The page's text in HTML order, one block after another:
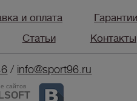
и оплата
Статьи Контакты
/ info@sport96.ru
сайтов